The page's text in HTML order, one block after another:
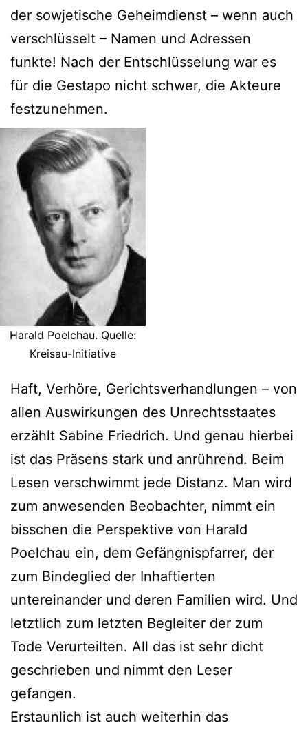
der sowjetische Geheimdienst – wenn auch
verschlüsselt – Namen und Adressen
funkte! Nach der Entschlüsselung war es
für die Gestapo nicht schwer, die Akteure
festzunehmen.
Harald Poelchau. Quelle:
Kreisau-Initiative
Haft, Verhöre, Gerichtsverhandlungen – von
allen Auswirkungen des Unrechtsstaates
erzählt Sabine Friedrich. Und genau hierbei
ist das Präsens stark und anrührend. Beim
Lesen verschwimmt jede Distanz. Man wird
zum anwesenden Beobachter, nimmt ein
bisschen die Perspektive von Harald
Poelchau ein, dem Gefängnispfarrer, der
zum Bindeglied der Inhaftierten
untereinander und deren Familien wird. Und
letztlich zum letzten Begleiter der zum
Tode Verurteilten. All das ist sehr dicht
geschrieben und nimmt den Leser
gefangen.
Erstaunlich ist auch weiterhin das